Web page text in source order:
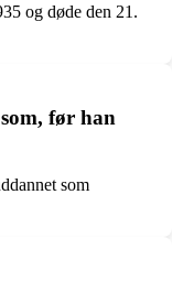
og døde den 21.
før han
som